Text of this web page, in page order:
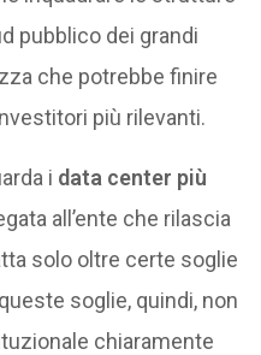
pubblico dei grandi
che potrebbe finire
più rilevanti.
i data center più
all’ente che rilascia
solo oltre certe soglie
soglie, quindi, non
chiaramente